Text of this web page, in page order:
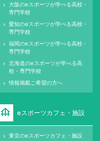
keyboard_arrow_right
大阪のeスポーツが学べる高校・
専門学校
keyboard_arrow_right
愛知のeスポーツが学べる高校・
専門学校
keyboard_arrow_right
福岡のeスポーツが学べる高校・
専門学校
keyboard_arrow_right
北海道のeスポーツが学べる高
校・専門学校
keyboard_arrow_right 情報掲載ご希望の方へ
foundation eスポーツカフェ・施設
keyboard_arrow_right 東京のeスポーツカフェ・施設